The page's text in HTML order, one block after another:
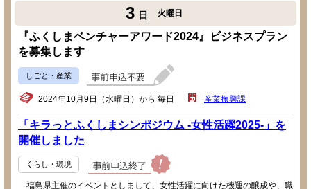
3 日 火曜日
『ふくしまベンチャーアワード2024』ビジネスプラン
を募集します
しごと・産業
2024年10月9日（水曜日）から 毎日 産業振興課
「キラっとふくしまシンポジウム -女性活躍2025-」を
開催しました
くらし・環境
福島県主催のイベントとしまして、女性活躍に向けた機運の醸成や、職